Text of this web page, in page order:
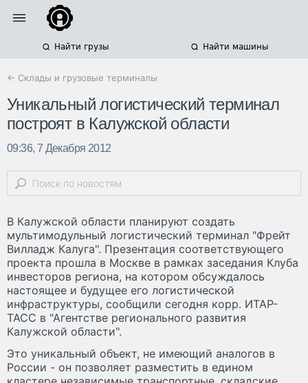
Найти грузы Найти машины
← Склады и грузовые терминалы
Уникальный логистический терминал
построят в Калужской области
09:36, 7 Декабря 2012
В Калужской области планируют создать
мультимодульный логистический терминал "Фрейт
Вилладж Калуга". Презентация соответствующего
проекта прошла в Москве в рамках заседания Клуба
инвесторов региона, на котором обсуждалось
настоящее и будущее его логистической
инфраструктуры, сообщили сегодня корр. ИТАР-
ТАСС в "Агентстве регионального развития
Калужской области".
Это уникальный объект, не имеющий аналогов в
России - он позволяет разместить в едином